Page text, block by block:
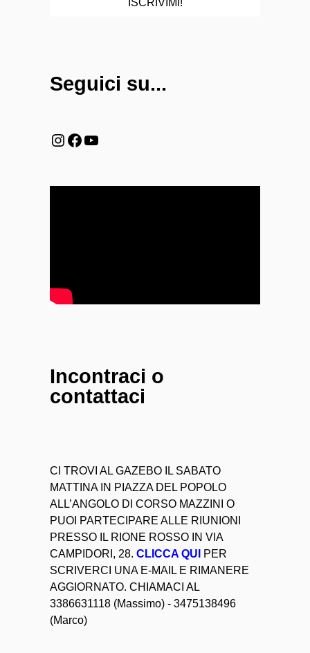
Seguici su...
Instagram
Facebook
YouTube
Incontraci o
contattaci
CI TROVI AL GAZEBO IL SABATO
MATTINA IN PIAZZA DEL POPOLO
ALL’ANGOLO DI CORSO MAZZINI O
PUOI PARTECIPARE ALLE RIUNIONI
PRESSO IL RIONE ROSSO IN VIA
CAMPIDORI, 28. CLICCA QUI
PER
SCRIVERCI UNA E-MAIL E RIMANERE
AGGIORNATO. CHIAMACI AL
3386631118 (Massimo) - 3475138496
(Marco)